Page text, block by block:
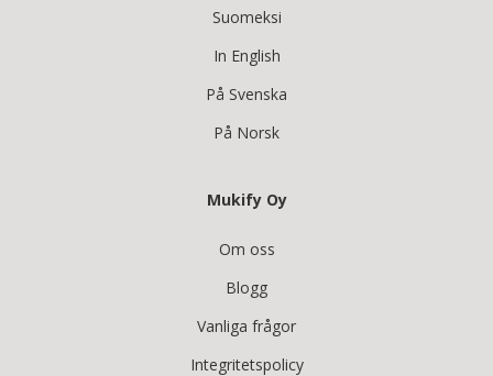
Suomeksi
In English
På Svenska
På Norsk
Mukify Oy
Om oss
Blogg
Vanliga frågor
Integritetspolicy